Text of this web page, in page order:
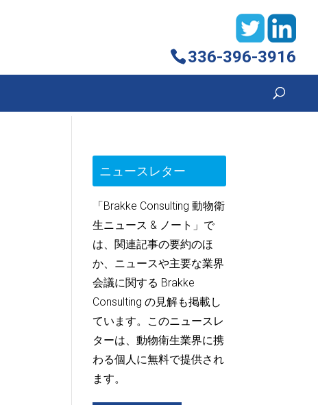
336-396-3916
ニュースレター
「Brakke Consulting 動物衛
生ニュース & ノート」で
は、関連記事の要約のほ
か、ニュースや主要な業界
会議に関する Brakke
Consulting の見解も掲載し
ています。このニュースレ
ターは、動物衛生業界に携
わる個人に無料で提供され
ます。